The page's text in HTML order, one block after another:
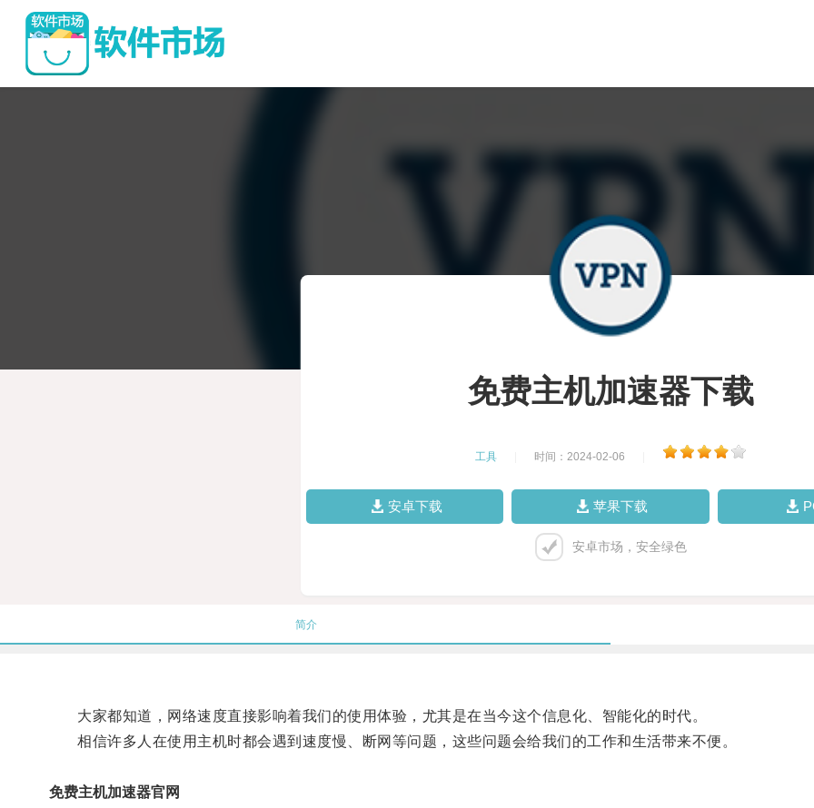
免费主机加速器下载
工具 时间：2024-02-06
安卓下载 苹果下载
安卓市场，安全绿色
简介
大家都知道，网络速度直接影响着我们的使用体验，尤其是在当今这个信息化、智能化的时代。
相信许多人在使用主机时都会遇到速度慢、断网等问题，这些问题会给我们的工作和生活带来不便。
免费主机加速器官网